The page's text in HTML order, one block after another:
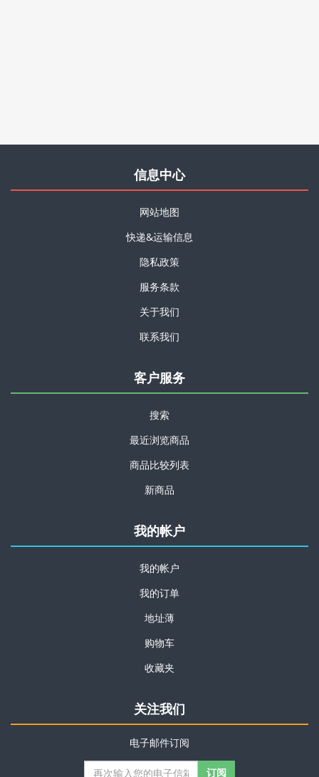
信息中心
网站地图
快递&运输信息
隐私政策
服务条款
关于我们
联系我们
客户服务
搜索
最近浏览商品
商品比较列表
新商品
我的帐户
我的帐户
我的订单
地址薄
购物车
收藏夹
关注我们
电子邮件订阅